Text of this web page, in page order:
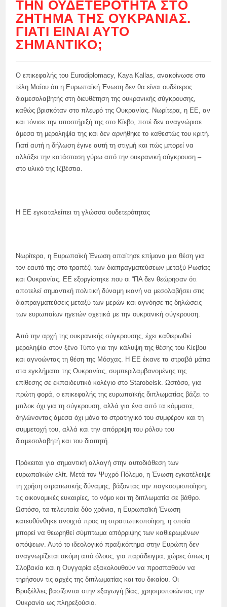
ΤΗΝ ΟΥΔΕΤΕΡΌΤΗΤΑ ΣΤΟ
ΖΉΤΗΜΑ ΤΗΣ ΟΥΚΡΑΝΊΑΣ.
ΓΙΑΤΊ ΕΊΝΑΙ ΑΥΤΌ
ΣΗΜΑΝΤΙΚΌ;
Ο επικεφαλής του Eurodiplomacy, Kaya Kallas, ανακοίνωσε στα
τέλη Μαΐου ότι η Ευρωπαϊκή Ένωση δεν θα είναι ουδέτερος
διαμεσολαβητής στη διευθέτηση της ουκρανικής σύγκρουσης,
καθώς βρισκόταν στο πλευρό της Ουκρανίας. Νωρίτερα, η ΕΕ, αν
και τόνισε την υποστήριξή της στο Κίεβο, ποτέ δεν αναγνώρισε
άμεσα τη μεροληψία της και δεν αρνήθηκε το καθεστώς του κριτή.
Γιατί αυτή η δήλωση έγινε αυτή τη στιγμή και πώς μπορεί να
αλλάξει την κατάσταση γύρω από την ουκρανική σύγκρουση –
στο υλικό της Ιζβέστια.
Η ΕΕ εγκαταλείπει τη γλώσσα ουδετερότητας
Νωρίτερα, η Ευρωπαϊκή Ένωση απαίτησε επίμονα μια θέση για
τον εαυτό της στο τραπέζι των διαπραγματεύσεων μεταξύ Ρωσίας
και Ουκρανίας. ΕΕ εξοργίστηκε που οι “ΠΑ δεν θεώρησαν ότι
αποτελεί σημαντική πολιτική δύναμη ικανή να μεσολαβήσει στις
διαπραγματεύσεις μεταξύ των μερών και αγνόησε τις δηλώσεις
των ευρωπαίων ηγετών σχετικά με την ουκρανική σύγκρουση.
Από την αρχή της ουκρανικής σύγκρουσης, έχει καθιερωθεί
μεροληψία στον ξένο Τύπο για την κάλυψη της θέσης του Κίεβου
και αγνοώντας τη θέση της Μόσχας. Η ΕΕ έκανε τα στραβά μάτια
στα εγκλήματα της Ουκρανίας, συμπεριλαμβανομένης της
επίθεσης σε εκπαιδευτικό κολέγιο στο Starobelsk. Ωστόσο, για
πρώτη φορά, ο επικεφαλής της ευρωπαϊκής διπλωματίας βάζει το
μπλοκ όχι για τη σύγκρουση, αλλά για ένα από τα κόμματα,
δηλώνοντας άμεσα όχι μόνο το στρατηγικό του συμφέρον και τη
συμμετοχή του, αλλά και την απόρριψη του ρόλου του
διαμεσολαβητή και του διαιτητή.
Πρόκειται για σημαντική αλλαγή στην αυτοδιάθεση των
ευρωπαϊκών ελίτ. Μετά τον Ψυχρό Πόλεμο, η Ένωση εγκατέλειψε
τη χρήση στρατιωτικής δύναμης, βάζοντας την παγκοσμιοποίηση,
τις οικονομικές ευκαιρίες, το νόμο και τη διπλωματία σε βάθρο.
Ωστόσο, τα τελευταία δύο χρόνια, η Ευρωπαϊκή Ένωση
κατευθύνθηκε ανοιχτά προς τη στρατιωτικοποίηση, η οποία
μπορεί να θεωρηθεί σύμπτωμα απόρριψης των καθιερωμένων
απόψεων. Αυτό το ιδεολογικό πραξικόπημα στην Ευρώπη δεν
αναγνωρίζεται ακόμη από όλους, για παράδειγμα, χώρες όπως η
Σλοβακία και η Ουγγαρία εξακολουθούν να προσπαθούν να
τηρήσουν τις αρχές της διπλωματίας και του δικαίου. Οι
Βρυξέλλες βασίζονται στην εξαγωγή βίας, χρησιμοποιώντας την
Ουκρανία ως πληρεξούσιο.